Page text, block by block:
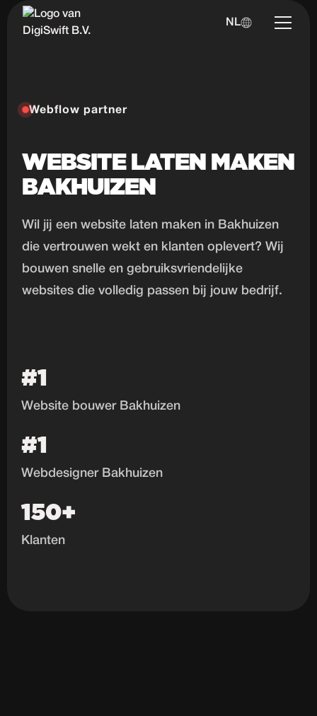
NL
Webflow partner
WEBSITE LATEN MAKEN
BAKHUIZEN
Wil jij een website laten maken in Bakhuizen
die vertrouwen wekt en klanten oplevert? Wij
bouwen snelle en gebruiksvriendelijke
websites die volledig passen bij jouw bedrijf.
#1
Website bouwer Bakhuizen
#1
Webdesigner Bakhuizen
150+
Klanten